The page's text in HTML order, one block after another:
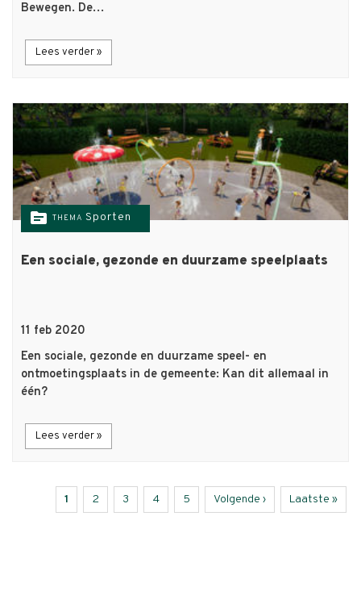
Bewegen. De…
Lees verder »
topic THEMA Sporten
Een sociale, gezonde en duurzame speelplaats
11 feb 2020
Een sociale, gezonde en duurzame speel- en
ontmoetingsplaats in de gemeente: Kan dit allemaal in
één?
Lees verder »
Paginering
Huidige
pagina
1 Page
2 Page
3 Page
4 Page
5
Volgende
pagina
Volgende ›
Laatste
pagina
Laatste »